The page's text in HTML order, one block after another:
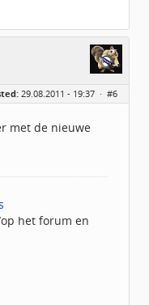
29.08.2011 - 19:37 · #6
met de nieuwe
het forum en